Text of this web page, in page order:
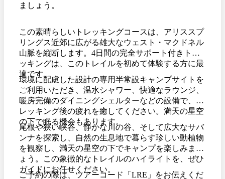
ましょう。
この素晴らしいトレッキングコースは、アリススプ
リングス近郊に広がる雄大なウェスト・マクドネル
山脈を縦断します。4日間の完全サポート付きトレ
ッキングは、このトレイルを初めて体験する方に最
適です。
環境に配慮した設計の専用半常設キャンプサイトを
ご利用いただき、温水シャワー、快適なラウンジ、
暖房完備のダイニングシェルターなどの設備で、ト
レッキング後の疲れを癒してください。満天の星空
の下で眠る機会もあります。
尾根や狭い峡谷、静かな川の谷、そして広大なサバ
ンナを探索し、自然の生息地で暮らす珍しい動植物
を観察し、満天の星空の下でキャンプを楽しみまし
ょう。この象徴的なトレイルのハイライトを、ぜひ
ガイドにお任せください。
ご予約の際は、ツアーコード「LRE」をお伝えくだ